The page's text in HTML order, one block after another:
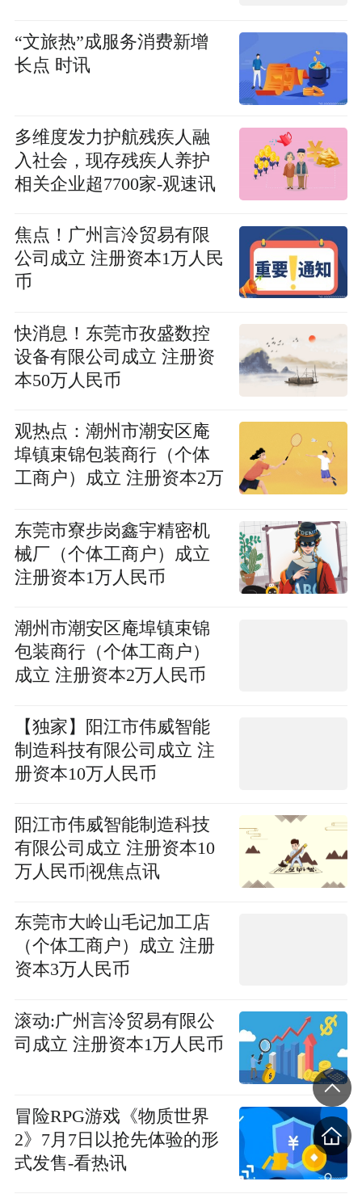
“文旅热”成服务消费新增
长点 时讯
多维度发力护航残疾人融
入社会，现存残疾人养护
相关企业超7700家-观速讯
焦点！广州言泠贸易有限
公司成立 注册资本1万人民
币
快消息！东莞市孜盛数控
设备有限公司成立 注册资
本50万人民币
观热点：潮州市潮安区庵
埠镇束锦包装商行（个体
工商户）成立 注册资本2万
东莞市寮步岗鑫宇精密机
械厂（个体工商户）成立
注册资本1万人民币
潮州市潮安区庵埠镇束锦
包装商行（个体工商户）
成立 注册资本2万人民币
【独家】阳江市伟威智能
制造科技有限公司成立 注
册资本10万人民币
阳江市伟威智能制造科技
有限公司成立 注册资本10
万人民币|视焦点讯
东莞市大岭山毛记加工店
（个体工商户）成立 注册
资本3万人民币
滚动:广州言泠贸易有限公
司成立 注册资本1万人民币
冒险RPG游戏《物质世界
2》7月7日以抢先体验的形
式发售-看热讯